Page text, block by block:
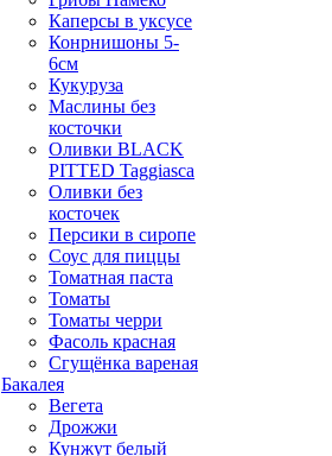
Каперсы в уксусе
Конрнишоны 5-
6см
Кукуруза
Маслины без
косточки
Оливки BLACK
PITTED Taggiasca
Оливки без
косточек
Персики в сиропе
Соус для пиццы
Томатная паста
Томаты
Томаты черри
Фасоль красная
Сгущёнка вареная
Бакалея
Вегета
Дрожжи
Кунжут белый